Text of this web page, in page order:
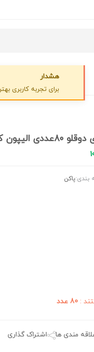
کد8197099
بندی:پاکن
: 80 عدد
مندی ها اشتراک گذاری
هشدار
برای تجربه کاربری